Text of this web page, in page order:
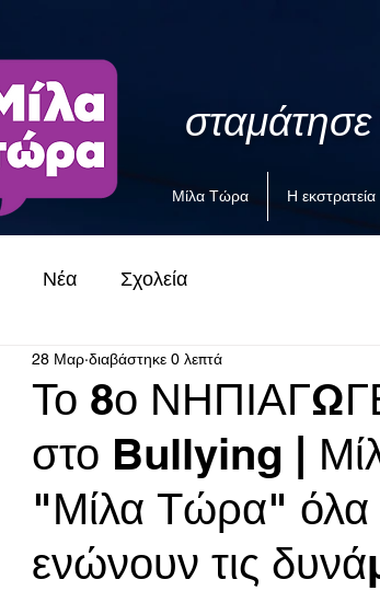
σταμάτησε
Μίλα Τώρα Η εκστρατεία
Νέα Σχολεία
Το 8ο
στο Bullying |
"Μίλα Τώρα" όλα
ενώνουν τις
28 Μαρ διαβάστηκε 0 λεπτά